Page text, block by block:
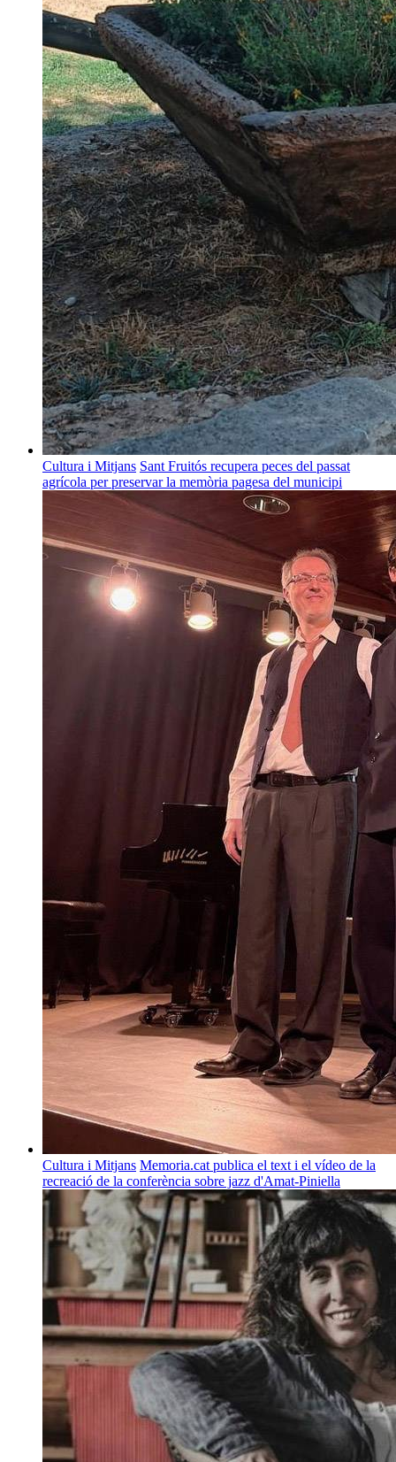
Cultura i Mitjans Sant Fruitós recupera peces del passat
agrícola per preservar la memòria pagesa del municipi
Cultura i Mitjans Memoria.cat publica el text i el vídeo de la
recreació de la conferència sobre jazz d'Amat-Piniella